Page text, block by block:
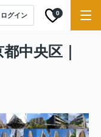
ログイン 0
中央区｜